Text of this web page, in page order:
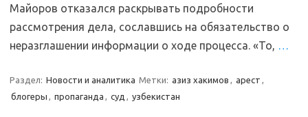
Майоров отказался раскрывать подробности
рассмотрения дела, сославшись на обязательство о
неразглашении информации о ходе процесса. «То, …
Раздел: Новости и аналитика Метки: азиз хакимов , арест ,
блогеры , пропаганда , суд , узбекистан